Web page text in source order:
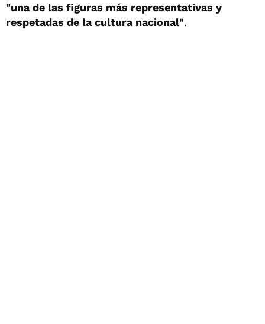
"una de las figuras más representativas y
respetadas de la cultura nacional".